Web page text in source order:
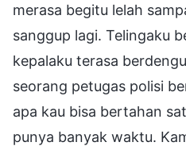
merasa begitu lelah
sanggup lagi. Telingaku
kepalaku terasa
seorang petugas polisi
apa kau bisa bertahan
punya banyak waktu.